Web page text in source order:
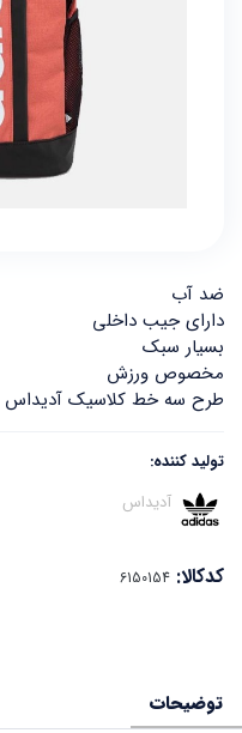
ضد آب
دارای جیب داخلی
بسیار سبک
مخصوص ورزش
طرح سه خط کلاسیک آدیداس
تولید کننده:
آدیداس
کدکالا:
توضیحات